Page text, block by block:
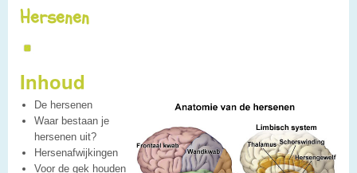
Onderwerp vinden
Spreekbeurt houden
Alle Spreekbeurten
Blogs
Hersenen
Inhoud
De hersenen
Waar bestaan je
hersenen uit?
Hersenafwijkingen
Voor de gek houden